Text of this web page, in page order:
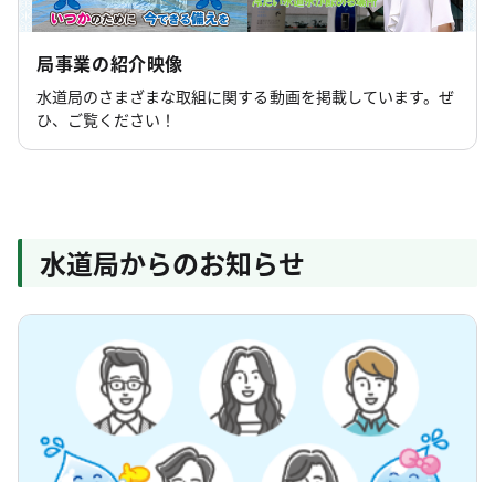
局事業の紹介映像
水道局のさまざまな取組に関する動画を掲載しています。ぜ
ひ、ご覧ください！
水道局からのお知らせ